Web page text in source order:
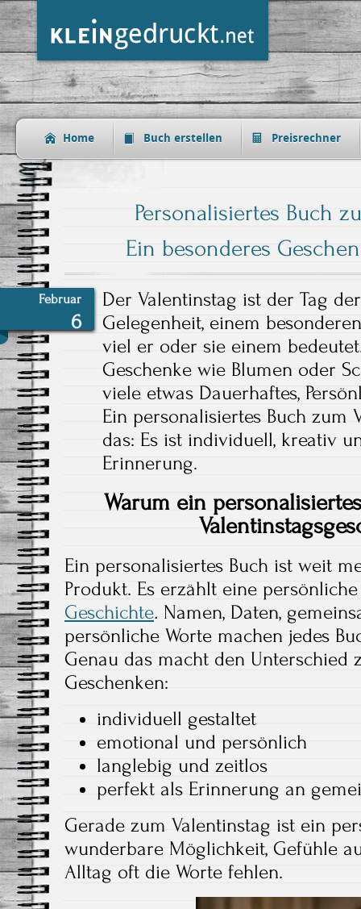
Home Buch erstellen Preisrechner
Personalisiertes Buch
Ein besonderes
Februar
6
Der Valentinstag ist der Tag
Gelegenheit, einem
viel er oder sie einem
Geschenke wie Blumen oder
viele etwas Dauerhaftes,
Ein personalisiertes Buch zum
das: Es ist individuell, kreativ
Erinnerung.
Warum ein
Ein personalisiertes Buch ist weit
Produkt. Es erzählt eine
Geschichte. Namen, Daten,
persönliche Worte machen jedes
Genau das macht den Unterschied
Geschenken:
individuell gestaltet
emotional und persönlich
langlebig und zeitlos
perfekt als Erinnerung an
Gerade zum Valentinstag ist ein
wunderbare Möglichkeit, Gefühle
Alltag oft die Worte fehlen.